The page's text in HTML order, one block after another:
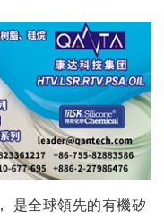
， 是全球領先的有機矽